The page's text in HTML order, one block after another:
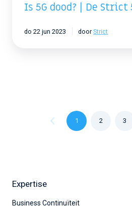
Is 5G dood? | De Strict
do 22 jun 2023 doorStrict
1 2 3
Expertise
Business Continuïteit